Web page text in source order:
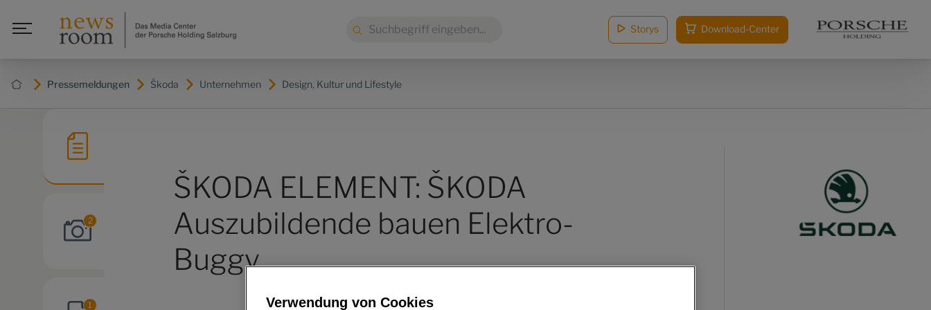
Pressemeldungen Škoda Unternehmen Design, Kultur und Lifestyle
Suche: Storys Download-Center
2
1
ŠKODA ELEMENT: ŠKODA
Auszubildende bauen Elektro-
Buggy
Verwendung von Cookies